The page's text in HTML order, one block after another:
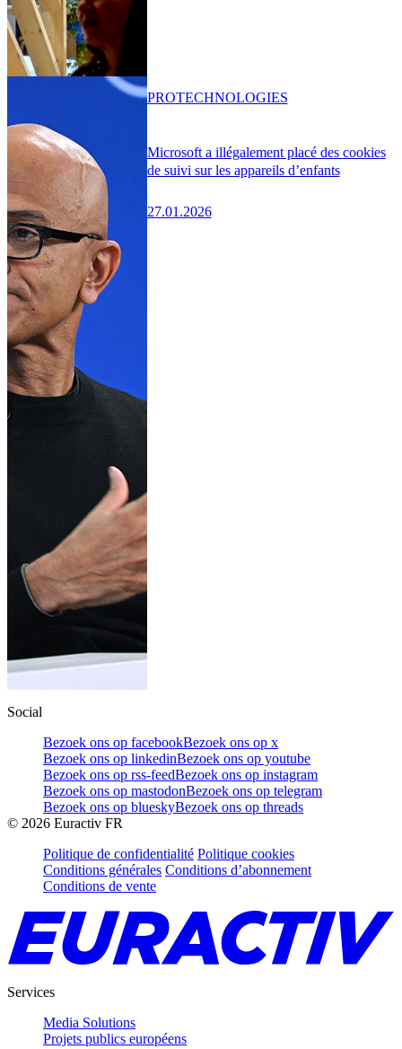
Microsoft a illégalement placé des cookies
de suivi sur les appareils d’enfants
27.01.2026
PROTECHNOLOGIES
Social
Bezoek ons op facebookBezoek ons op x
Bezoek ons op linkedinBezoek ons op youtube
Bezoek ons op rss-feedBezoek ons op instagram
Bezoek ons op mastodonBezoek ons op telegram
Bezoek ons op blueskyBezoek ons op threads
© 2026 Euractiv FR
Politique de confidentialité Politique cookies
Conditions générales Conditions d’abonnement
Conditions de vente
Services
Media Solutions
Projets publics européens